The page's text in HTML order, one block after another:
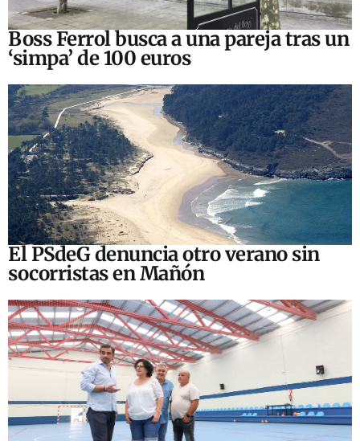
Boss Ferrol busca a una pareja tras un
‘simpa’ de 100 euros
El PSdeG denuncia otro verano sin
socorristas en Mañón